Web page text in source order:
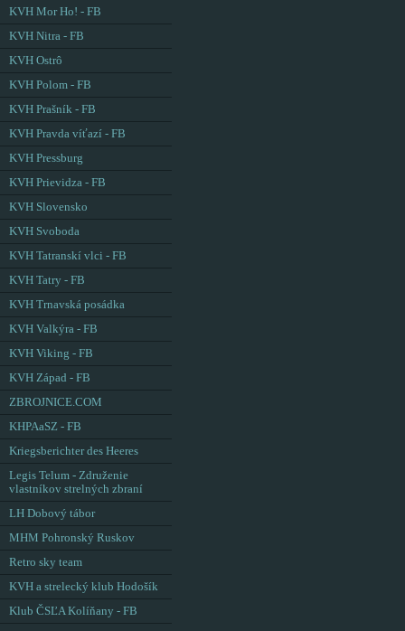
KVH Mor Ho! - FB
KVH Nitra - FB
KVH Ostrô
KVH Polom - FB
KVH Prašník - FB
KVH Pravda víťazí - FB
KVH Pressburg
KVH Prievidza - FB
KVH Slovensko
KVH Svoboda
KVH Tatranskí vlci - FB
KVH Tatry - FB
KVH Trnavská posádka
KVH Valkýra - FB
KVH Viking - FB
KVH Západ - FB
ZBROJNICE.COM
KHPAaSZ - FB
Kriegsberichter des Heeres
Legis Telum - Združenie
vlastníkov strelných zbraní
LH Dobový tábor
MHM Pohronský Ruskov
Retro sky team
KVH a strelecký klub Hodošík
Klub ČSĽA Kolíňany - FB